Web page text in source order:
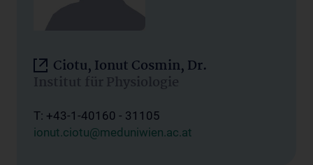
Ciotu, Ionut Cosmin, Dr.
Institut für Physiologie
T: +43-1-40160 - 31105
ionut.ciotu@meduniwien.ac.at